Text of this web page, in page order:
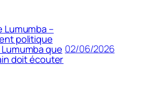
Lumumba –
politique
que
doit écouter
02/06/2026